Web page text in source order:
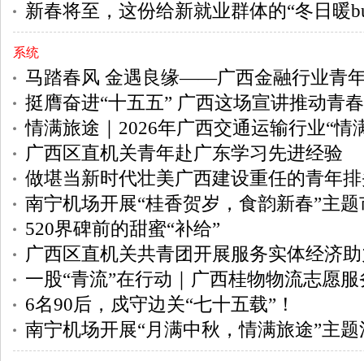
新春将至，这份给新就业群体的“冬日暖
系统
马踏春风 金遇良缘——广西金融行业青年交
挺膺奋进“十五五” 广西这场宣讲推动青
情满旅途｜2026年广西交通运输行业“情满旅途”学雷锋
广西区直机关青年赴广东学习先进经验
做堪当新时代壮美广西建设重任的青年排头兵 ——“区直青年说
南宁机场开展“桂香贺岁，食韵新春”主
520界碑前的甜蜜“补给”
广西区直机关共青团开展服务实体经济助力乡村
一股“青流”在行动｜广西桂物物流志愿
6名90后，戍守边关“七十五载”！
南宁机场开展“月满中秋，情满旅途”主题